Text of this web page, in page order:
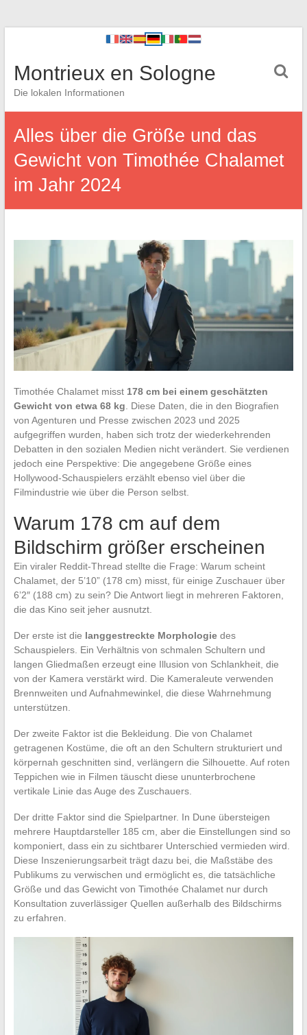
Montrieux en Sologne
Die lokalen Informationen
Alles über die Größe und das
Gewicht von Timothée Chalamet
im Jahr 2024
Timothée Chalamet misst 178 cm bei einem geschätzten
Gewicht von etwa 68 kg . Diese Daten, die in den Biografien
von Agenturen und Presse zwischen 2023 und 2025
aufgegriffen wurden, haben sich trotz der wiederkehrenden
Debatten in den sozialen Medien nicht verändert. Sie verdienen
jedoch eine Perspektive: Die angegebene Größe eines
Hollywood-Schauspielers erzählt ebenso viel über die
Filmindustrie wie über die Person selbst.
Warum 178 cm auf dem
Bildschirm größer erscheinen
Ein viraler Reddit-Thread stellte die Frage: Warum scheint
Chalamet, der 5’10” (178 cm) misst, für einige Zuschauer über
6’2″ (188 cm) zu sein? Die Antwort liegt in mehreren Faktoren,
die das Kino seit jeher ausnutzt.
Der erste ist die langgestreckte Morphologiedes
Schauspielers. Ein Verhältnis von schmalen Schultern und
langen Gliedmaßen erzeugt eine Illusion von Schlankheit, die
von der Kamera verstärkt wird. Die Kameraleute verwenden
Brennweiten und Aufnahmewinkel, die diese Wahrnehmung
unterstützen.
Der zweite Faktor ist die Bekleidung. Die von Chalamet
getragenen Kostüme, die oft an den Schultern strukturiert und
körpernah geschnitten sind, verlängern die Silhouette. Auf roten
Teppichen wie in Filmen täuscht diese ununterbrochene
vertikale Linie das Auge des Zuschauers.
Der dritte Faktor sind die Spielpartner. In Dune übersteigen
mehrere Hauptdarsteller 185 cm, aber die Einstellungen sind so
komponiert, dass ein zu sichtbarer Unterschied vermieden wird.
Diese Inszenierungsarbeit trägt dazu bei, die Maßstäbe des
Publikums zu verwischen und ermöglicht es, die tatsächliche
Größe und das Gewicht von Timothée Chalamet nur durch
Konsultation zuverlässiger Quellen außerhalb des Bildschirms
zu erfahren.